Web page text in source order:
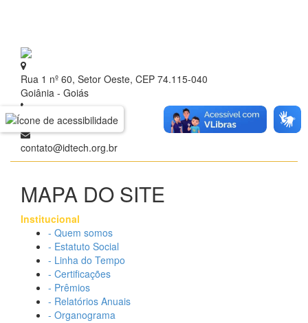
Rua 1 nº 60, Setor Oeste, CEP 74.115-040
Goiânia - Goiás
+ 55 (62) 3209.9700
contato@idtech.org.br
MAPA DO SITE
Institucional
- Quem somos
- Estatuto Social
- Linha do Tempo
- Certificações
- Prêmios
- Relatórios Anuais
- Organograma